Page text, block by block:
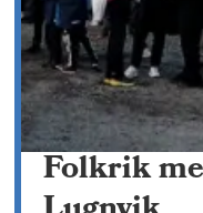
Folkrik